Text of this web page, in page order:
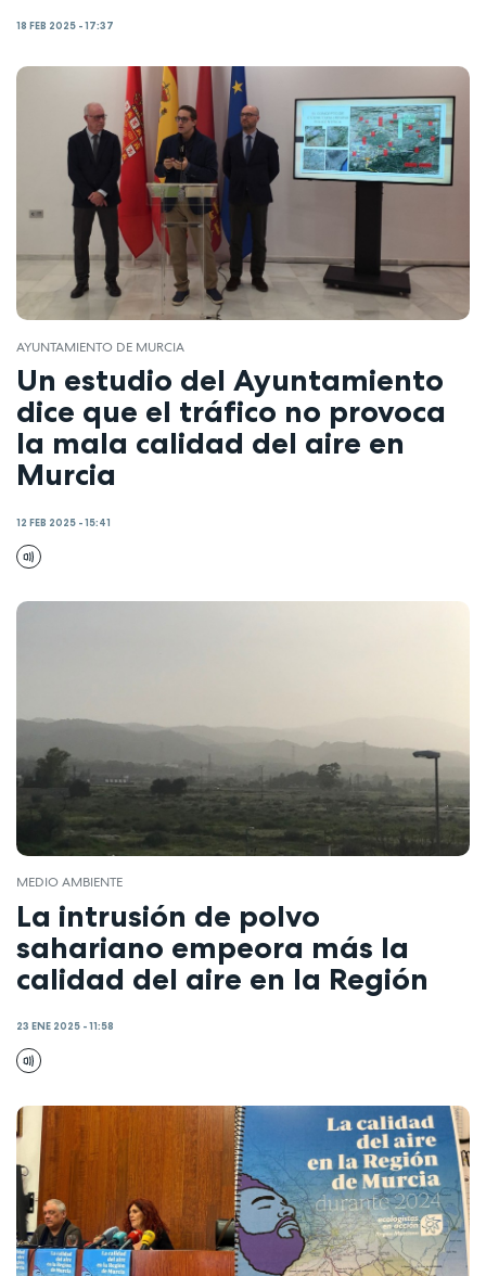
18 FEB 2025 - 17:37
AYUNTAMIENTO DE MURCIA
Un estudio del Ayuntamiento
dice que el tráfico no provoca
la mala calidad del aire en
Murcia
12 FEB 2025 - 15:41
MEDIO AMBIENTE
La intrusión de polvo
sahariano empeora más la
calidad del aire en la Región
23 ENE 2025 - 11:58